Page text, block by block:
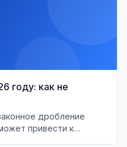
году: как не
дробление
привести к